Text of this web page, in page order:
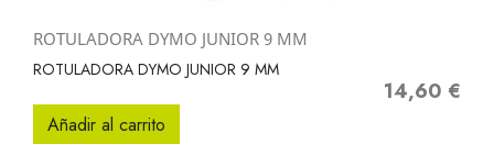
ROTULADORA DYMO JUNIOR 9 MM
ROTULADORA DYMO JUNIOR 9 MM
Precio
14,60 €
Añadir al carrito